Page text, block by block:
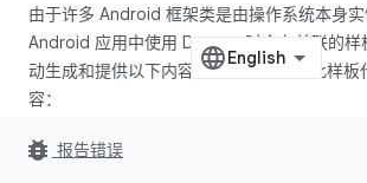
由于许多 Android 框架类是由操作系统本身
Android 应用中使用 Dagger 时会有关联的样
动生成和提供以下内容，从而可以省去此样板
容：
用于将 Android 框架类与 Dagger 集成
bug_report 报告错误